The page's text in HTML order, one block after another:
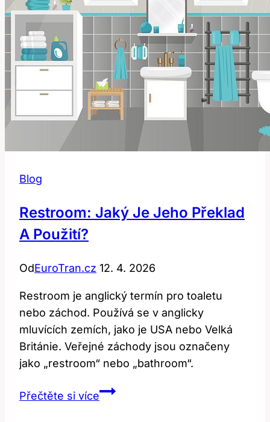
Blog
Restroom: Jaký Je Jeho Překlad
A Použití?
OdEuroTran.cz 12. 4. 2026
Restroom je anglický termín pro toaletu
nebo záchod. Používá se v anglicky
mluvících zemích, jako je USA nebo Velká
Británie. Veřejné záchody jsou označeny
jako „restroom“ nebo „bathroom“.
Přečtěte si víceRestroom: